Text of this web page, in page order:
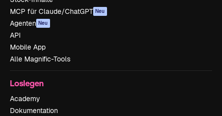
MCP für Claude/ChatGPT Neu
Agenten Neu
API
Mobile App
Alle Magnific-Tools
Loslegen
Academy
Dokumentation